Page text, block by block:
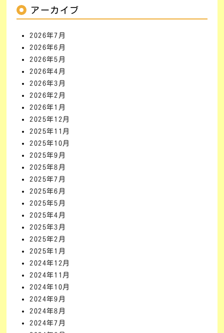
アーカイブ
2026年7月
2026年6月
2026年5月
2026年4月
2026年3月
2026年2月
2026年1月
2025年12月
2025年11月
2025年10月
2025年9月
2025年8月
2025年7月
2025年6月
2025年5月
2025年4月
2025年3月
2025年2月
2025年1月
2024年12月
2024年11月
2024年10月
2024年9月
2024年8月
2024年7月